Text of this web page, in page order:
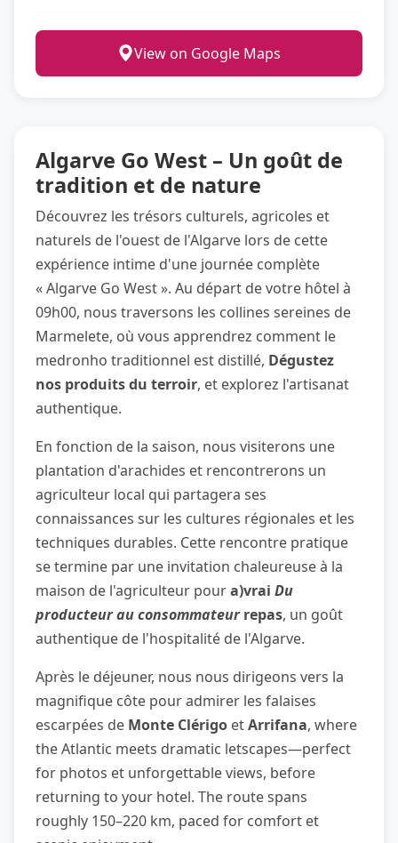
View on Google Maps
Algarve Go West – Un goût de
tradition et de nature
Découvrez les trésors culturels, agricoles et
naturels de l'ouest de l'Algarve lors de cette
expérience intime d'une journée complète
« Algarve Go West ». Au départ de votre hôtel à
09h00, nous traversons les collines sereines de
Marmelete, où vous apprendrez comment le
medronho traditionnel est distillé, Dégustez
nos produits du terroir, et explorez l'artisanat
authentique.
En fonction de la saison, nous visiterons une
plantation d'arachides et rencontrerons un
agriculteur local qui partagera ses
connaissances sur les cultures régionales et les
techniques durables. Cette rencontre pratique
se termine par une invitation chaleureuse à la
maison de l'agriculteur poura)vrai Du
producteur au consommateurrepas, un goût
authentique de l'hospitalité de l'Algarve.
Après le déjeuner, nous nous dirigeons vers la
magnifique côte pour admirer les falaises
escarpées de Monte Clérigo etArrifana, where
the Atlantic meets dramatic letscapes—perfect
for photos et unforgettable views, before
returning to your hotel. The route spans
roughly 150–220 km, paced for comfort et